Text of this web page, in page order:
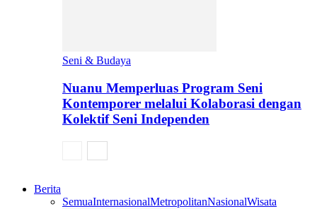
Seni & Budaya
Nuanu Memperluas Program Seni
Kontemporer melalui Kolaborasi dengan
Kolektif Seni Independen
Berita
SemuaInternasionalMetropolitanNasionalWisata